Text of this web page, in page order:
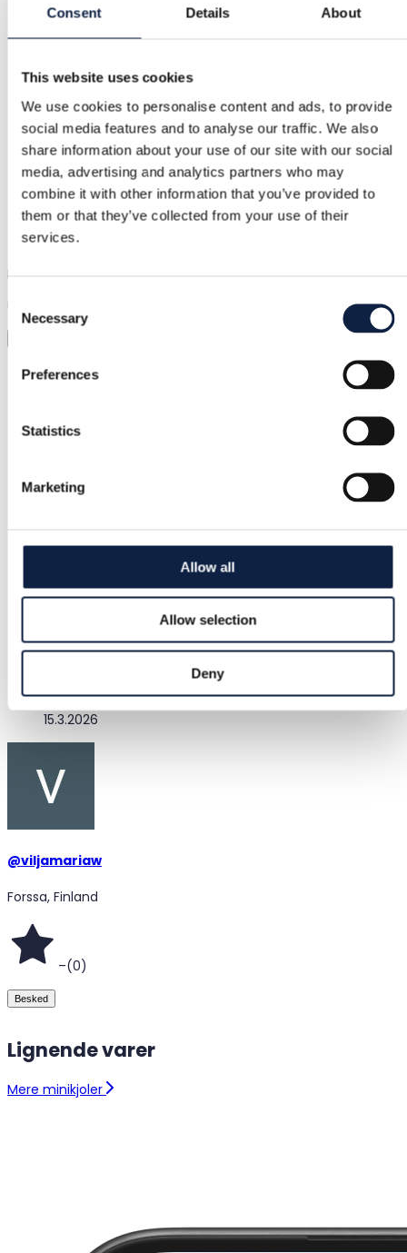
Consent Details About
This website uses cookies
We use cookies to personalise content and ads, to provide
social media features and to analyse our traffic. We also
share information about your use of our site with our social
media, advertising and analytics partners who may
combine it with other information that you’ve provided to
them or that they’ve collected from your use of their
services.
Consent
Selection
Necessary
Preferences
Statistics
Marketing
Allow all
Allow selection
Deny
Lignende varer
Mere minikjoler
Sikker betaling
Midlerne holdes, indtil du bekræfter, at varen er ok.
Support
Hurtig hjælp, når du har brug for det
Prøv det før du køber det
Upload bare et billede og prøv det hele på
Kategori
Mærke
Størrelse
–
Bordeaux
15.3.2026
@viljamariaw
Forssa, Finland
–(0)
Besked